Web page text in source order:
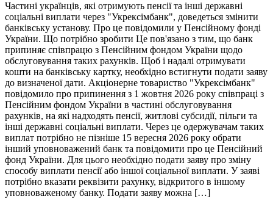
Частині українців, які отримують пенсії та інші державні
соціальні виплати через "Укрексімбанк", доведеться змінити
банківську установу. Про це повідомили у Пенсійному фонді
України. Що потрібно зробити Це пов'язано з тим, що банк
припиняє співпрацю з Пенсійним фондом України щодо
обслуговування таких рахунків. Щоб і надалі отримувати
кошти на банківську картку, необхідно встигнути подати заяву
до визначеної дати. Акціонерне товариство "Укрексімбанк"
повідомило про припинення з 1 жовтня 2026 року співпраці з
Пенсійним фондом України в частині обслуговування
рахунків, на які надходять пенсії, житлові субсидії, пільги та
інші державні соціальні виплати. Через це одержувачам таких
виплат потрібно не пізніше 15 вересня 2026 року обрати
інший уповноважений банк та повідомити про це Пенсійний
фонд України. Для цього необхідно подати заяву про зміну
способу виплати пенсії або іншої соціальної виплати. У заяві
потрібно вказати реквізити рахунку, відкритого в іншому
уповноваженому банку. Подати заяву можна […]